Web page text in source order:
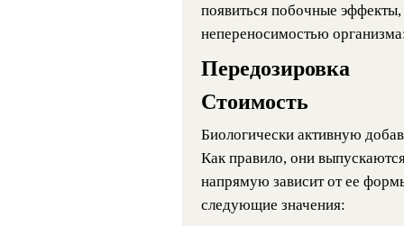
появиться побочные
непереносимостью
Передозировка
Стоимость
Биологически активную
Как правило, они
напрямую зависит от ее
следующие значения: